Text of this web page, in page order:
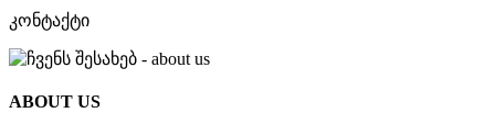
კონტაქტი
ABOUT US